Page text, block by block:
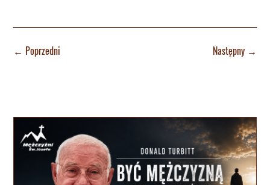
← Poprzedni Następny→